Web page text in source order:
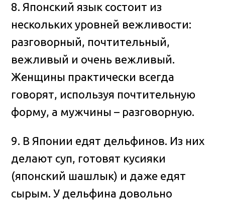
8. Японский язык состоит из
нескольких уровней вежливости:
разговорный, почтительный,
вежливый и очень вежливый.
Женщины практически всегда
говорят, используя почтительную
форму, а мужчины – разговорную.
9. В Японии едят дельфинов. Из них
делают суп, готовят кусияки
(японский шашлык) и даже едят
сырым. У дельфина довольно